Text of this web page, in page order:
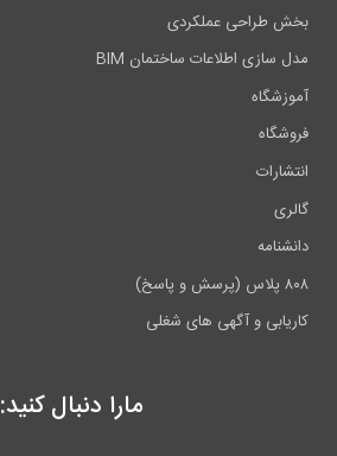
بخش طراحی عملکردی
مدل سازی اطلاعات ساختمان BIM
آموزشگاه
فروشگاه
انتشارات
گالری
دانشنامه
۸۰۸ پلاس (پرسش و پاسخ)
کاریابی و آگهی های شغلی
مارا دنبال کنید: